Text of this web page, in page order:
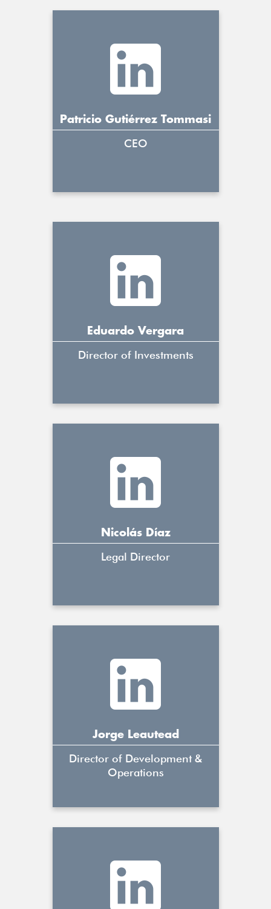
Patricio Gutiérrez Tommasi
CEO
Eduardo Vergara
Director of Investments
Nicolás Díaz
Legal Director
Jorge Leautead
Director of Development &
Operations